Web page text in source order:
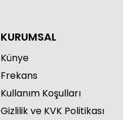
KURUMSAL
Künye
Frekans
Kullanım Koşulları
Gizlilik ve KVK Politikası